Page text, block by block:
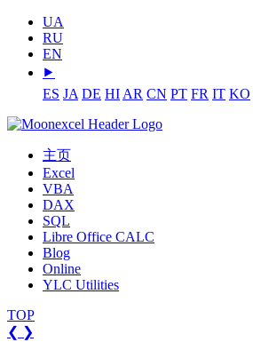
UA
RU
EN
⯈
ES JA DE HI AR CN PT FR IT KO
主页
Excel
VBA
DAX
SQL
Libre Office CALC
Blog
Online
YLC Utilities
TOP
❮ ❯